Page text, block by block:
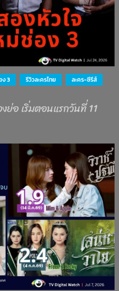
ง 3 รีวิวละครไทย
ละคร-ซีรีส์
ย่อ เริ่มตอนแรกวันที่ 11